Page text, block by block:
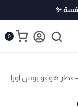
0
عطر هوغو بوس أورانج